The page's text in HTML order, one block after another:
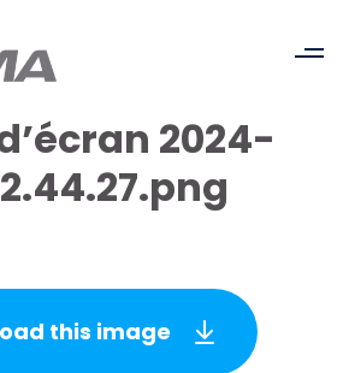
2024-
this image